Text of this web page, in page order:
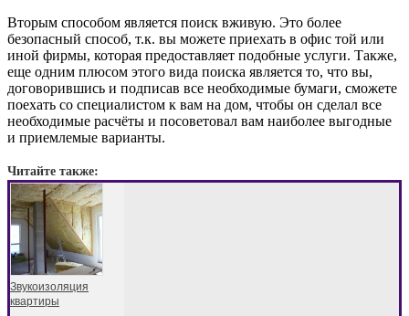
Вторым способом является поиск вживую. Это более
безопасный способ, т.к. вы можете приехать в офис той или
иной фирмы, которая предоставляет подобные услуги. Также,
еще одним плюсом этого вида поиска является то, что вы,
договорившись и подписав все необходимые бумаги, сможете
поехать со специалистом к вам на дом, чтобы он сделал все
необходимые расчёты и посоветовал вам наиболее выгодные
и приемлемые варианты.
Читайте также:
Звукоизоляция
квартиры